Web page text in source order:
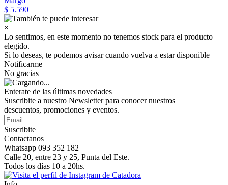
$ 5.590
×
Lo sentimos, en este momento no tenemos stock para el producto
elegido.
Si lo deseas, te podemos avisar cuando vuelva a estar disponible
Notificarme
No gracias
Enterate de las últimas novedades
Suscribite a nuestro Newsletter para conocer nuestros
descuentos, promociones y eventos.
Suscribite
Contactanos
Whatsapp 093 352 182
Calle 20, entre 23 y 25, Punta del Este.
Todos los días 10 a 20hs.